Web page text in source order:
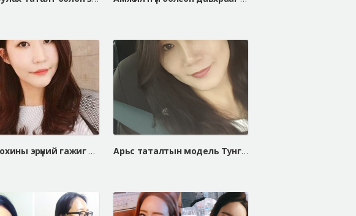
Монгол охины эрүүний гажиг засах мэс заслын сэтгэгдэл Арьс таталтын модель Тунгалаг